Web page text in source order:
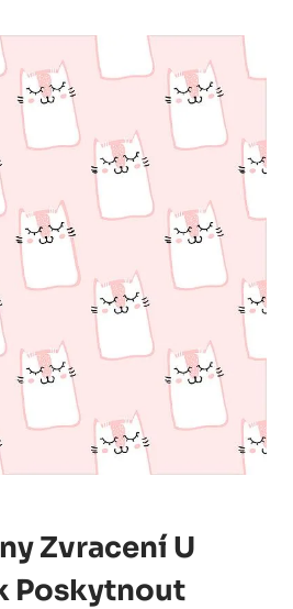
Zvracení U
Poskytnout